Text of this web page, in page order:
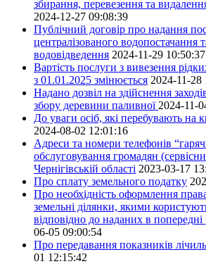
збирання, перевезення та
2024-12-27 09:08:39
Публічний договір про надання
централізованого водопостачання
водовідведення 2024-11-29 10:50:37
Вартість послуги з вивезення
з 01.01.2025 змінюється 2024-11-28
Надано дозвіл на здійснення
збору деревини паливної 2024-11-
До уваги осіб, які перебувають на
2024-08-02 12:01:16
Адреси та номери телефонів
обслуговування громадян
Чернігівській області 2023-03-17
Про сплату земельного податку
Про необхідність оформлення
земельні ділянки, якими
відповідно до наданих в попередні
06-05 09:00:54
Про передавання показників
01 12:15:42